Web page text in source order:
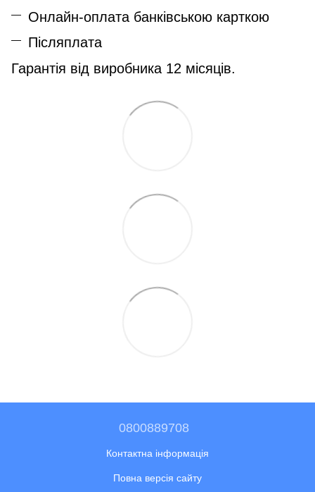
Онлайн-оплата банківською карткою
Післяплата
Гарантія від виробника 12 місяців.
0800889708
Контактна інформація
Повна версія сайту